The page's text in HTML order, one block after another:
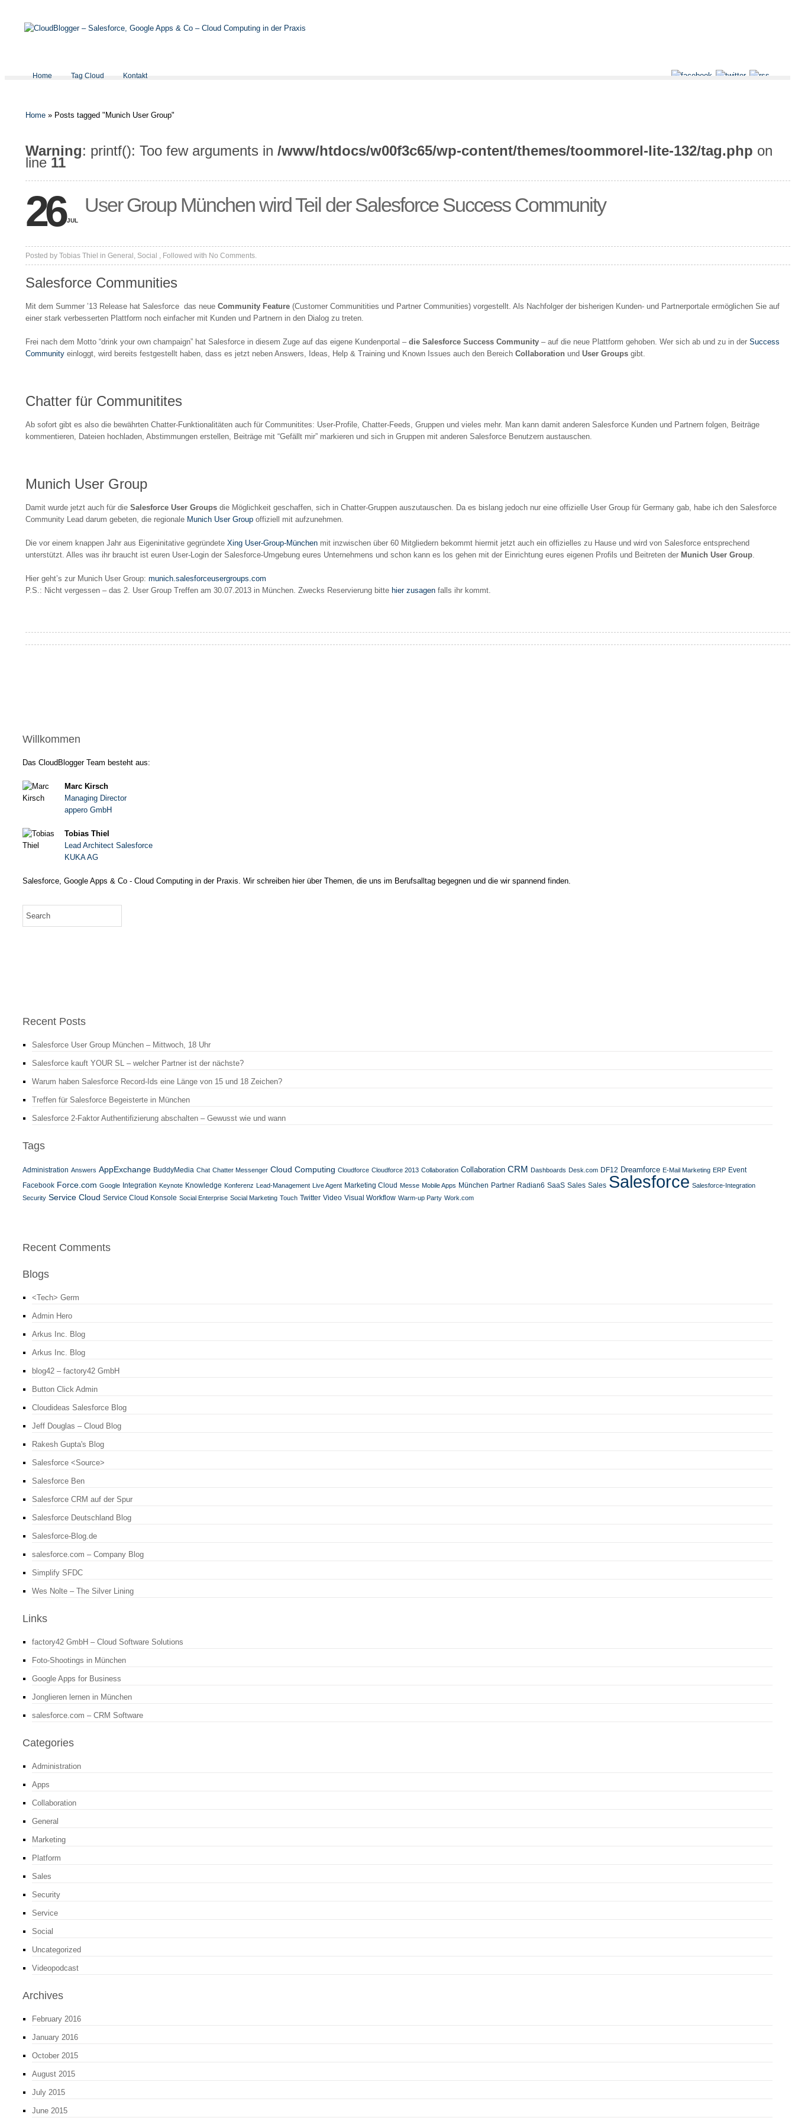
Home Tag Cloud Kontakt
Home » Posts tagged "Munich User Group"
Warning: printf(): Too few arguments in /www/htdocs/w00f3c65/wp-content/themes/toommorel-lite-132/tag.php on
line 11
26 JUL
User Group München wird Teil der Salesforce Success Community
Posted by Tobias Thiel in General , Social , Followed with No Comments.
Salesforce Communities
Mit dem Summer ’13 Release hat Salesforce das neue Community Feature (Customer Communitities und Partner Communities) vorgestellt. Als Nachfolger der bisherigen Kunden- und Partnerportale ermöglichen Sie auf
einer stark verbesserten Plattform noch einfacher mit Kunden und Partnern in den Dialog zu treten.
Frei nach dem Motto “drink your own champaign” hat Salesforce in diesem Zuge auf das eigene Kundenportal – die Salesforce Success Community – auf die neue Plattform gehoben. Wer sich ab und zu in der Success
Community einloggt, wird bereits festgestellt haben, dass es jetzt neben Answers, Ideas, Help & Training und Known Issues auch den Bereich Collaboration und User Groups gibt.
Chatter für Communitites
Ab sofort gibt es also die bewährten Chatter-Funktionalitäten auch für Communitites: User-Profile, Chatter-Feeds, Gruppen und vieles mehr. Man kann damit anderen Salesforce Kunden und Partnern folgen, Beiträge
kommentieren, Dateien hochladen, Abstimmungen erstellen, Beiträge mit “Gefällt mir” markieren und sich in Gruppen mit anderen Salesforce Benutzern austauschen.
Munich User Group
Damit wurde jetzt auch für die Salesforce User Groups die Möglichkeit geschaffen, sich in Chatter-Gruppen auszutauschen. Da es bislang jedoch nur eine offizielle User Group für Germany gab, habe ich den Salesforce
Community Lead darum gebeten, die regionale Munich User Group offiziell mit aufzunehmen.
Die vor einem knappen Jahr aus Eigeninitative gegründete Xing User-Group-München mit inzwischen über 60 Mitgliedern bekommt hiermit jetzt auch ein offizielles zu Hause und wird von Salesforce entsprechend
unterstützt. Alles was ihr braucht ist euren User-Login der Salesforce-Umgebung eures Unternehmens und schon kann es los gehen mit der Einrichtung eures eigenen Profils und Beitreten der Munich User Group.
Hier geht’s zur Munich User Group: munich.salesforceusergroups.com
P.S.: Nicht vergessen – das 2. User Group Treffen am 30.07.2013 in München. Zwecks Reservierung bitte hier zusagen falls ihr kommt.
Willkommen
Das CloudBlogger Team besteht aus:
Marc Kirsch
Managing Director
appero GmbH
Tobias Thiel
Lead Architect Salesforce
KUKA AG
Salesforce, Google Apps & Co - Cloud Computing in der Praxis. Wir schreiben hier über Themen, die uns im Berufsalltag begegnen und die wir spannend finden.
Recent Posts
Salesforce User Group München – Mittwoch, 18 Uhr
Salesforce kauft YOUR SL – welcher Partner ist der nächste?
Warum haben Salesforce Record-Ids eine Länge von 15 und 18 Zeichen?
Treffen für Salesforce Begeisterte in München
Salesforce 2-Faktor Authentifizierung abschalten – Gewusst wie und wann
Tags
Administration Answers AppExchange BuddyMedia Chat Chatter Messenger Cloud Computing Cloudforce Cloudforce 2013 Collaboration Collaboration CRM Dashboards Desk.com DF12 Dreamforce E-Mail Marketing ERP Event
Facebook Force.com Google Integration Keynote Knowledge Konferenz Lead-Management Live Agent Marketing Cloud Messe Mobile Apps München Partner Radian6 SaaS Sales Sales Salesforce Salesforce-Integration
Security Service Cloud Service Cloud Konsole Social Enterprise Social Marketing Touch Twitter Video Visual Workflow Warm-up Party Work.com
Recent Comments
Blogs
<Tech> Germ
Admin Hero
Arkus Inc. Blog
Arkus Inc. Blog
blog42 – factory42 GmbH
Button Click Admin
Cloudideas Salesforce Blog
Jeff Douglas – Cloud Blog
Rakesh Gupta's Blog
Salesforce <Source>
Salesforce Ben
Salesforce CRM auf der Spur
Salesforce Deutschland Blog
Salesforce-Blog.de
salesforce.com – Company Blog
Simplify SFDC
Wes Nolte – The Silver Lining
Links
factory42 GmbH – Cloud Software Solutions
Foto-Shootings in München
Google Apps for Business
Jonglieren lernen in München
salesforce.com – CRM Software
Categories
Administration
Apps
Collaboration
General
Marketing
Platform
Sales
Security
Service
Social
Uncategorized
Videopodcast
Archives
February 2016
January 2016
October 2015
August 2015
July 2015
June 2015